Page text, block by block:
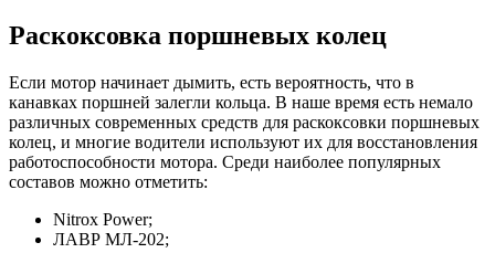
Раскоксовка поршневых колец
Если мотор начинает дымить, есть вероятность, что в
канавках поршней залегли кольца. В наше время есть немало
различных современных средств для раскоксовки поршневых
колец, и многие водители используют их для восстановления
работоспособности мотора. Среди наиболее популярных
составов можно отметить:
Nitrox Power;
ЛАВР МЛ-202;